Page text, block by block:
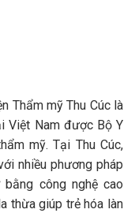
Thẩm mỹ Thu Cúc là
Việt Nam được Bộ Y
mỹ.Tại Thu Cúc,
nhiều phương pháp
công nghệ cao
thừa giúp trẻ hóa làn